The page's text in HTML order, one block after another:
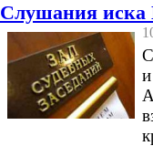
Слушания иска